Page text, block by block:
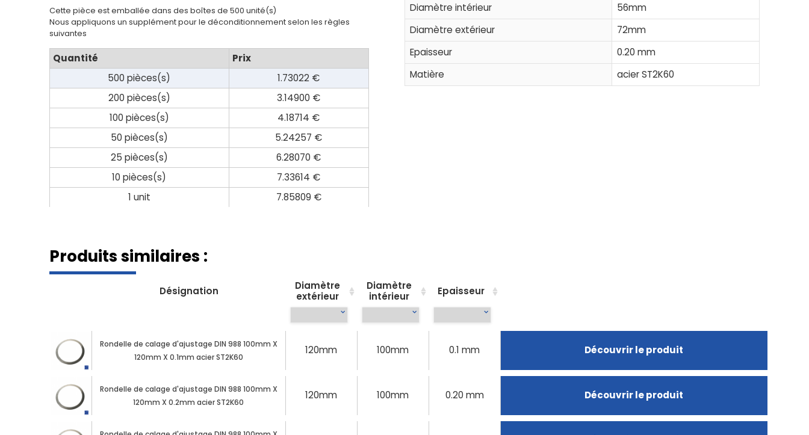
Cette pièce est emballée dans des boîtes de 500 unité(s)
Nous appliquons un supplément pour le déconditionnement selon les règles
suivantes
Quantité
Prix
500 pièces(s)
1.73022 €
200 pièces(s)
3.14900 €
100 pièces(s)
4.18714 €
50 pièces(s)
5.24257 €
25 pièces(s)
6.28070 €
10 pièces(s)
7.33614 €
1 unit
7.85809 €
Diamètre intérieur
56mm
Diamètre extérieur
72mm
Epaisseur
0.20 mm
Matière
acier ST2K60
Produits similaires :
Désignation
Diamètre
extérieur
Diamètre
intérieur
Epaisseur
Rondelle de calage d'ajustage DIN 988 100mm X
120mm X 0.1mm acier ST2K60
120mm 100mm 0.1 mm Découvrir le produit
Rondelle de calage d'ajustage DIN 988 100mm X
120mm X 0.2mm acier ST2K60
120mm 100mm 0.20 mm Découvrir le produit